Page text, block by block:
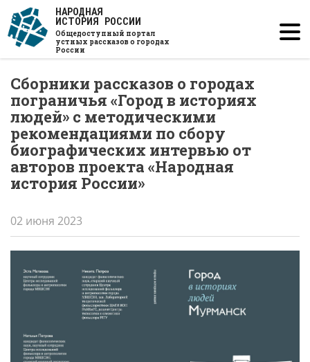
Перейти
основному
НАРОДНАЯ
ИСТОРИЯ РОССИИ
Общедоступный портал
устных рассказов о городах
России
Сборники рассказов о городах
пограничья «Город в историях
людей» с методическими
рекомендациями по сбору
биографических интервью от
авторов проекта «Народная
история России»
02 июня 2023